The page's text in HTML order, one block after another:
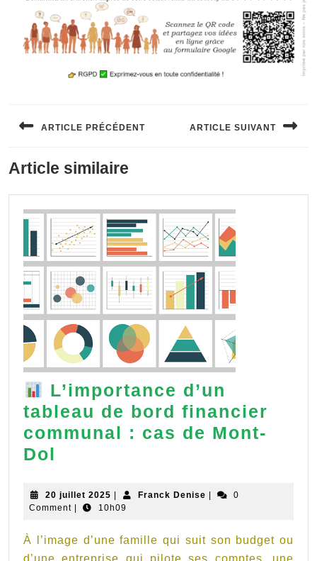
de
ARTICLE PRÉCÉDENT
post:
ARTICLE SUIVANT
Article similaire
L’importance d’un
tableau de bord financier
communal : cas de Mont-
Dol
d’un
tableau
de
20 juillet 2025 20
juillet
Franck Denise Franck
0
Comment
10h09
À l’image d’une famille qui suit son budget ou
d’une entreprise qui pilote ses comptes, une